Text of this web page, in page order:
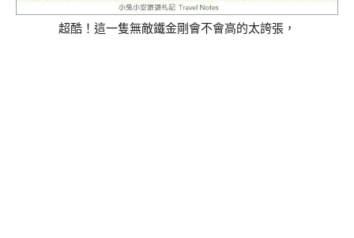
超酷！這一隻無敵鐵金剛會不會高的太誇張，